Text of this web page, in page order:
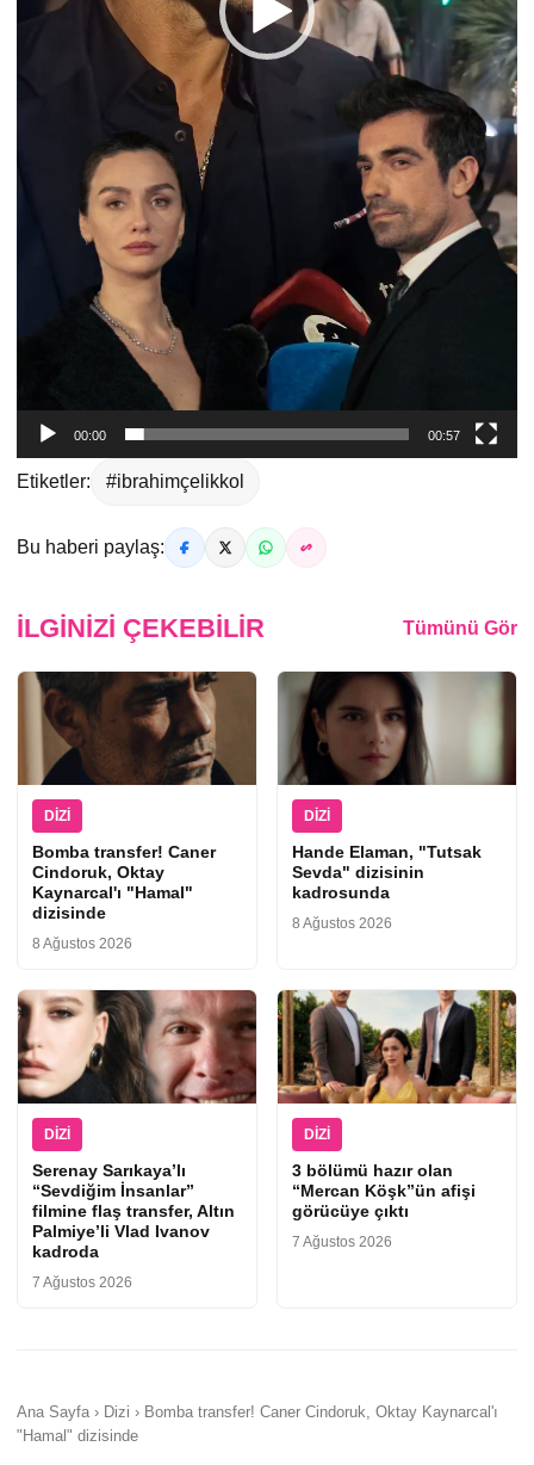
00:00 00:57
Etiketler: #ibrahimçelikkol
Bu haberi paylaş:
İLGINIZI ÇEKEBILIR Tümünü Gör
DIZI
Bomba transfer! Caner
Cindoruk, Oktay
Kaynarcal'ı "Hamal"
dizisinde
8 Ağustos 2026
DIZI
Hande Elaman, "Tutsak
Sevda" dizisinin
kadrosunda
8 Ağustos 2026
DIZI
Serenay Sarıkaya’lı
“Sevdiğim İnsanlar”
filmine flaş transfer, Altın
Palmiye’li Vlad Ivanov
kadroda
7 Ağustos 2026
DIZI
3 bölümü hazır olan
“Mercan Köşk”ün afişi
görücüye çıktı
7 Ağustos 2026
Ana Sayfa › Dizi › Bomba transfer! Caner Cindoruk, Oktay Kaynarcal'ı
"Hamal" dizisinde